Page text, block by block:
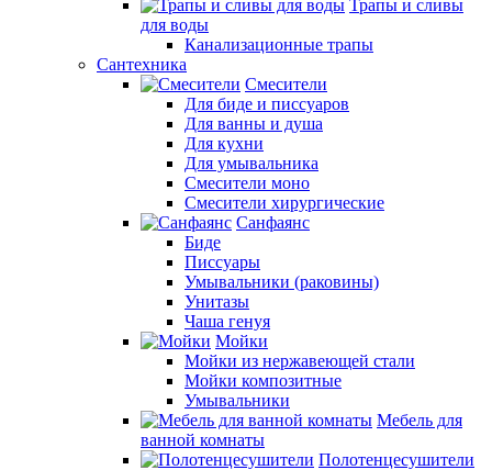
Трапы и сливы
для воды
Канализационные трапы
Сантехника
Смесители
Для биде и писсуаров
Для ванны и душа
Для кухни
Для умывальника
Смесители моно
Смесители хирургические
Санфаянс
Биде
Писсуары
Умывальники (раковины)
Унитазы
Чаша генуя
Мойки
Мойки из нержавеющей стали
Мойки композитные
Умывальники
Мебель для
ванной комнаты
Полотенцесушители